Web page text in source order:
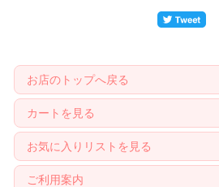
お店のトップへ戻る
カートを見る
お気に入りリストを見る
ご利用案内